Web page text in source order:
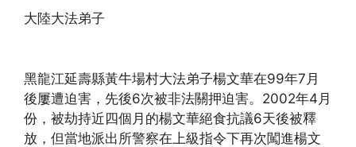
大陸大法弟子
黑龍江延壽縣黃牛場村大法弟子楊文華在99年7月
後屢遭迫害，先後6次被非法關押迫害。2002年4月
份，被劫持近四個月的楊文華絕食抗議6天後被釋
放，但當地派出所警察在上級指令下再次闖進楊文